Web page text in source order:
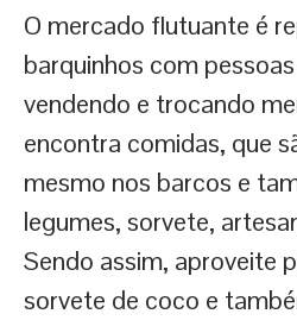
O mercado flutuante é
barquinhos com
vendendo e trocando
encontra comidas, que
mesmo nos barcos e
legumes, sorvete,
Sendo assim, aproveite
sorvete de coco e